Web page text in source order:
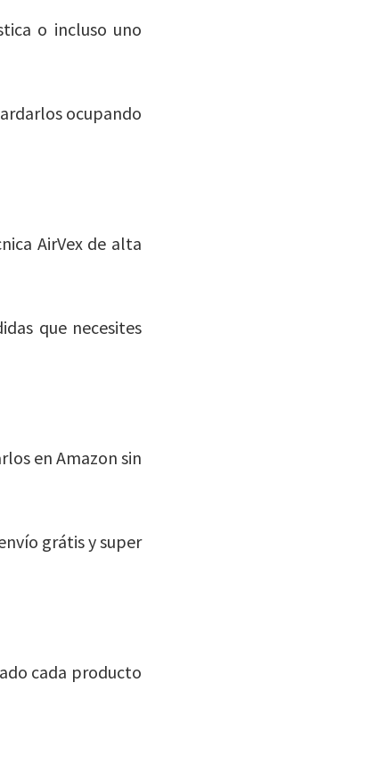
o incluso uno
ocupando
AirVex de alta
que necesites
en Amazon sin
grátis y super
cada producto